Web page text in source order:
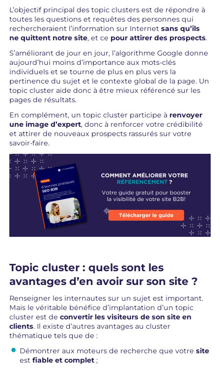
L’objectif principal des topic clusters est de répondre à
toutes les questions et requêtes des personnes qui
rechercheraient l’information sur Internetsans qu’ils
ne quittent notre site, et ce pour attirer des prospects.
S’améliorant de jour en jour, l’algorithme Google donne
aujourd’hui moins d’importance aux mots-clés
individuels et se tourne de plus en plus vers la
pertinence du sujet et le contexte global de la page. Un
topic cluster aide donc à être mieux référencé sur les
pages de résultats.
En complément, un topic cluster participe à renvoyer
une image d’expert, donc à renforcer votre crédibilité
et attirer de nouveaux prospects rassurés sur votre
savoir-faire.
Topic cluster : quels sont les
avantages d’en avoir sur son site ?
Renseigner les internautes sur un sujet est important.
Mais le véritable bénéfice d’implantation d’un topic
cluster est deconvertir les visiteurs de son site en
clients. Il existe d’autres avantages au cluster
thématique tels que de :
Démontrer aux moteurs de recherche que votre site
est fiable et complet ;